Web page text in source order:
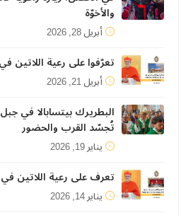
والأخوّة
أبريل 28, 2026
تعرّفوا على رعية اللاتين
أبريل 21, 2026
البطريرك بيتسابالا في
تُجسّد القرب والحضور
يناير 19, 2026
تعرف على رعية اللاتين
يناير 14, 2026